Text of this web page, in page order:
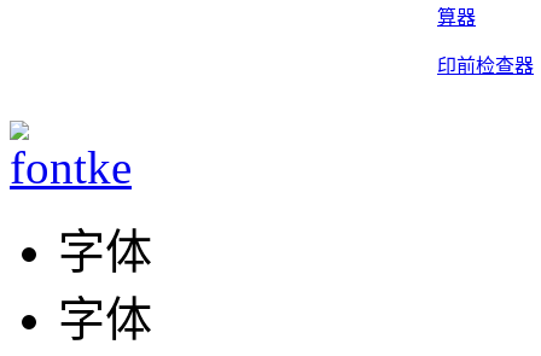
算器
印前检查器
字体
字体